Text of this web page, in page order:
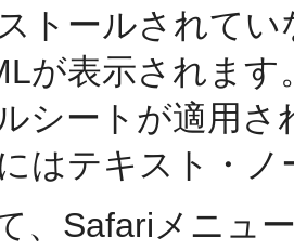
トールされて
が表示されま
シートが適用
はテキスト・
、Safariメニュ